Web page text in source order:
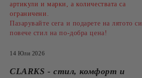
артикули и марки, а количествата са
ограничени.
Пазарувайте сега и подарете на лятото си
повече стил на по-добра цена!
14 Юли 2026
CLARKS - стил, комфорт и